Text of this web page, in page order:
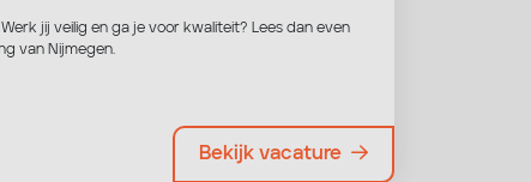
jij veilig en ga je voor kwaliteit? Lees dan even
van Nijmegen.
Bekijk vacature